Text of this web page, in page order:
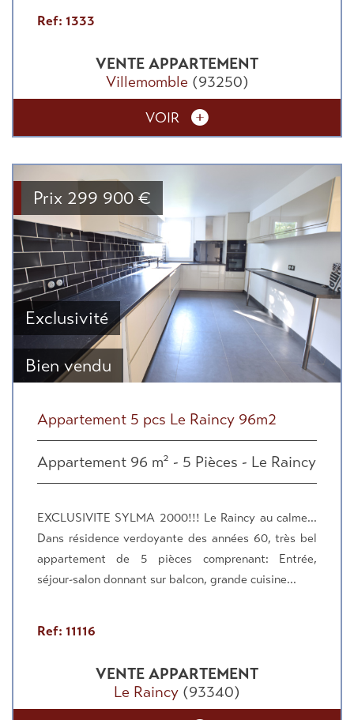
Ref: 1333
VENTE APPARTEMENT
Villemomble (93250)
VOIR
Bien vendu
Exclusivité
Prix 299 900 €
Appartement 5 pcs Le Raincy 96m2
Appartement 96 m² - 5 Pièces - Le Raincy
EXCLUSIVITE SYLMA 2000!!! Le Raincy au calme...
Dans résidence verdoyante des années 60, très bel
appartement de 5 pièces comprenant: Entrée,
séjour-salon donnant sur balcon, grande cuisine...
Ref: 11116
VENTE APPARTEMENT
Le Raincy (93340)